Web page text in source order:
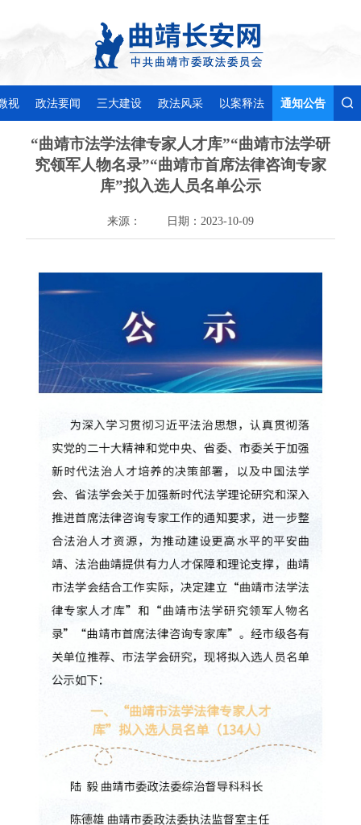
视 政法要闻 三大建设 政法风采 以案释法 通知公告
“曲靖市法学法律专家人才库”“曲靖市法学研
究领军人物名录”“曲靖市首席法律咨询专家
库”拟入选人员名单公示
来源： 日期：2023-10-09